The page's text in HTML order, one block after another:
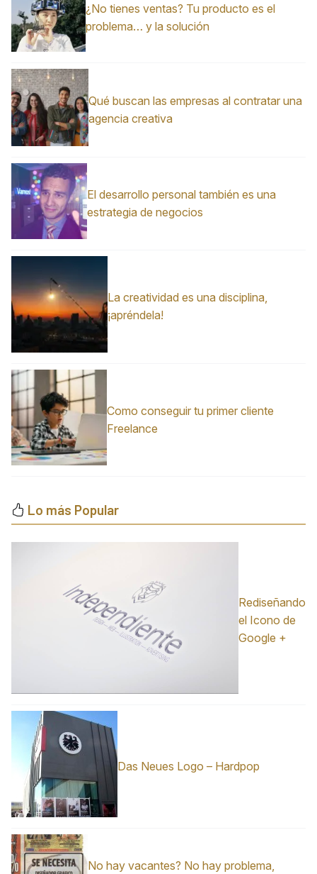
¿No tienes ventas? Tu producto es el
problema… y la solución
Qué buscan las empresas al contratar una
agencia creativa
El desarrollo personal también es una
estrategia de negocios
La creatividad es una disciplina,
¡apréndela!
Como conseguir tu primer cliente
Freelance
Lo más Popular
Rediseñando
el Icono de
Google +
Das Neues Logo – Hardpop
No hay vacantes? No hay problema,